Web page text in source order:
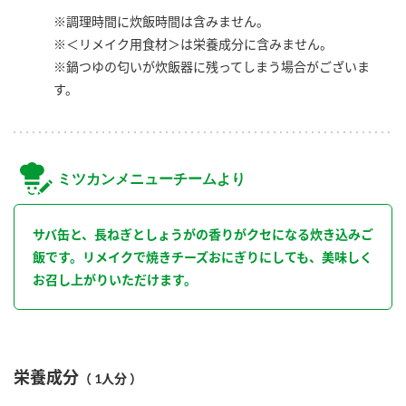
※調理時間に炊飯時間は含みません。
※＜リメイク用食材＞は栄養成分に含みません。
※鍋つゆの匂いが炊飯器に残ってしまう場合がございま
す。
ミツカンメニューチームより
サバ缶と、長ねぎとしょうがの香りがクセになる炊き込みご
飯です。リメイクで焼きチーズおにぎりにしても、美味しく
お召し上がりいただけます。
栄養成分 （ 1人分 ）